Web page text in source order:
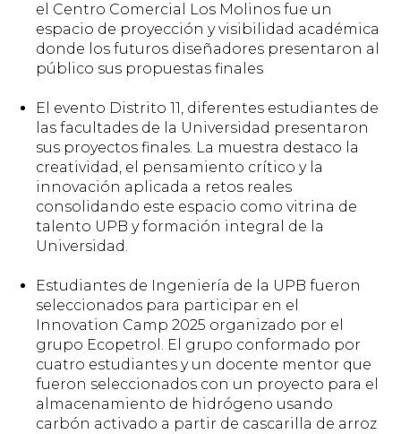
el Centro Comercial Los Molinos fue un
espacio de proyección y visibilidad académica
donde los futuros diseñadores presentaron al
público sus propuestas finales
El evento Distrito 11, diferentes estudiantes de
las facultades de la Universidad presentaron
sus proyectos finales. La muestra destaco la
creatividad, el pensamiento crítico y la
innovación aplicada a retos reales
consolidando este espacio como vitrina de
talento UPB y formación integral de la
Universidad.
Estudiantes de Ingeniería de la UPB fueron
seleccionados para participar en el
Innovation Camp 2025 organizado por el
grupo Ecopetrol. El grupo conformado por
cuatro estudiantes y un docente mentor que
fueron seleccionados con un proyecto para el
almacenamiento de hidrógeno usando
carbón activado a partir de cascarilla de arroz